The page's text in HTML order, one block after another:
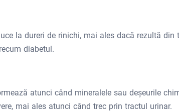
la dureri de rinichi, mai ales dacă rezultă din
diabetul.
atunci când mineralele sau deșeurile
mai ales atunci când trec prin tractul urinar.